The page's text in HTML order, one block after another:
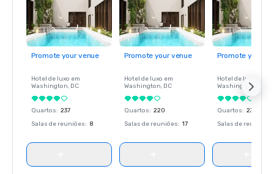
Promote your venue
Hotel de luxo em
Washington, DC
Quartos: 237
Salas de reuniões: 8
Promote your venue
Hotel de luxo em
Washington, DC
Quartos: 220
Salas de reuniões: 17
Promote your
Hotel de luxo em
Washington
Quartos: 237
Salas de reuniões